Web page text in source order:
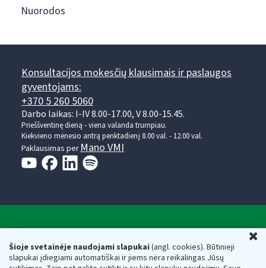
Šioje svetainėje naudojami slapukai(angl. cookies). Būtinieji
slapukai įdiegiami automatiškai ir jiems nėra reikalingas Jūsų
Nuorodos
Konsultacijos mokesčių klausimais ir paslaugos
gyventojams:
+370 5 260 5060
Darbo laikas: I-IV 8.00-17.00, V 8.00-15.45.
Prieššventinę dieną - viena valanda trumpiau.
Kiekvieno mėnesio antrą penktadienį 8.00 val. - 12.00 val.
Paklausimas perMano VMI
Valstybinė mokesčių inspekcija prie Lietuvos
Respublikos finansų ministerijos